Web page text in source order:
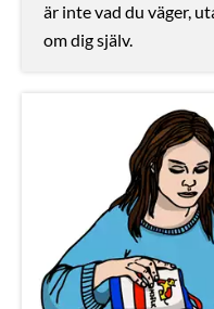
är inte vad du väger,
om dig själv.